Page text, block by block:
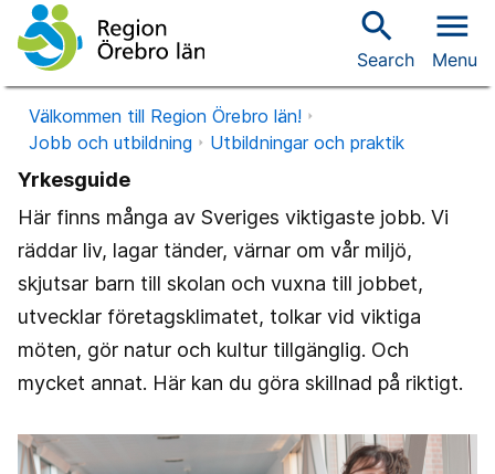
search
Search
menu
Menu
Välkommen till Region Örebro län!
Jobb och utbildning
Utbildningar och praktik
Yrkesguide
Här finns många av Sveriges viktigaste jobb. Vi
räddar liv, lagar tänder, värnar om vår miljö,
skjutsar barn till skolan och vuxna till jobbet,
utvecklar företagsklimatet, tolkar vid viktiga
möten, gör natur och kultur tillgänglig. Och
mycket annat. Här kan du göra skillnad på riktigt.